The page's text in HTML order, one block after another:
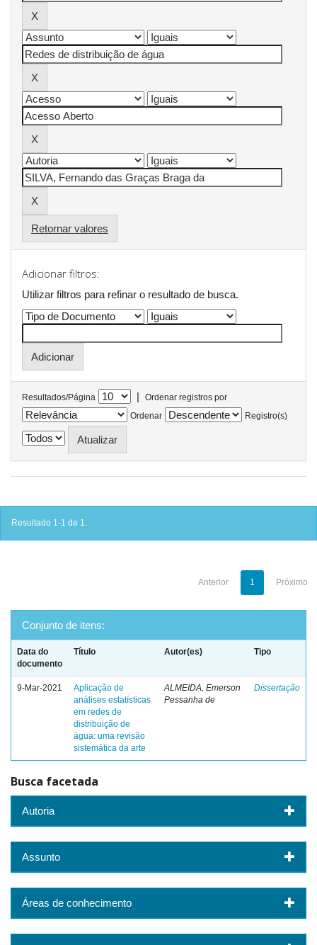
Retornar valores
Adicionar filtros:
Utilizar filtros para refinar o resultado de busca.
Resultados/Página |
Ordenar registros por
Ordenar
Registro(s)
Resultado 1-1 de 1.
Anterior 1 Próximo
Conjunto de itens:
Data do
documento
Título Autor(es) Tipo
9-Mar-2021
Aplicação de
análises estatísticas
em redes de
distribuição de
água: uma revisão
sistemática da arte
ALMEIDA, Emerson
Pessanha de
Dissertação
Busca facetada
Autoria
Assunto
Áreas de conhecimento